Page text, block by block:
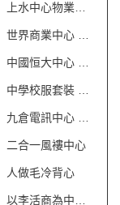
二合一風褸中心
人做毛冷背心